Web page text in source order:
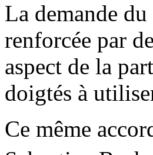
La demande
renforcée par
aspect de la
doigtés à
Ce même